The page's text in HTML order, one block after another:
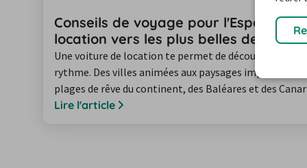
Conseils de voyage pour l'Espagne :
location vers les plus belles
Une voiture de location te permet de découvrir la
rythme. Des villes animées aux paysages
plages de rêve du continent, des Baléares et des
idées inspirantes pour des road trips, des excursions
Lire l'article